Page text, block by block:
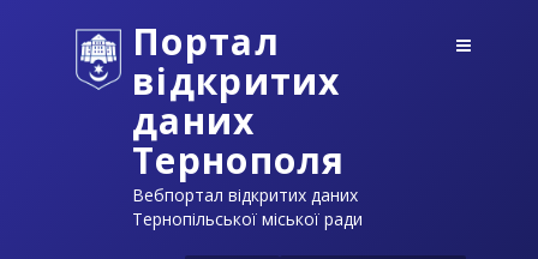
Портал
відкритих
даних
Тернополя
Вебпортал відкритих даних
Тернопільської міської ради